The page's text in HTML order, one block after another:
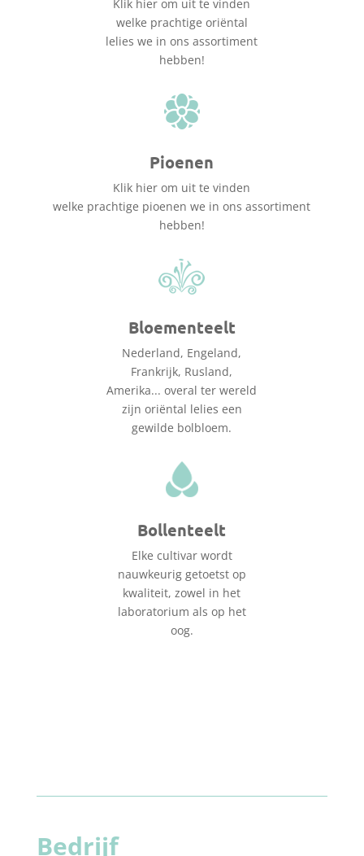
Klik hier om uit te vinden
welke prachtige oriëntal
lelies we in ons assortiment
hebben!
Pioenen
Klik hier om uit te vinden
welke prachtige pioenen we in ons assortiment
hebben!
Bloementeelt
Nederland, Engeland,
Frankrijk, Rusland,
Amerika... overal ter wereld
zijn oriëntal lelies een
gewilde bolbloem.
Bollenteelt
Elke cultivar wordt
nauwkeurig getoetst op
kwaliteit, zowel in het
laboratorium als op het
oog.
Bedrijf